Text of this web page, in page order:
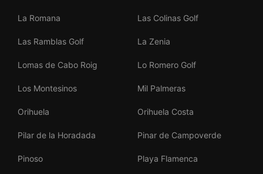
La Romana Las Colinas Golf
Las Ramblas Golf La Zenia
Lomas de Cabo Roig Lo Romero Golf
Los Montesinos Mil Palmeras
Orihuela Orihuela Costa
Pilar de la Horadada Pinar de Campoverde
Pinoso Playa Flamenca